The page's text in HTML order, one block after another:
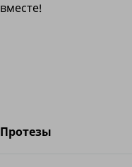
вместе!
Протезы